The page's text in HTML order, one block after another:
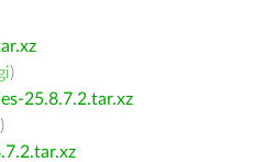
)
25.8.7.2.tar.xz
)